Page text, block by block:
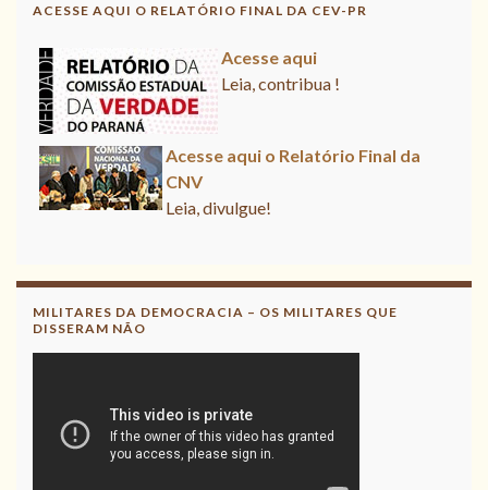
ACESSE AQUI O RELATÓRIO FINAL DA CEV-PR
Acesse aqui
Leia, contribua !
Acesse aqui o Relatório Final da
CNV
Leia, divulgue!
Leia, contribua !
MILITARES DA DEMOCRACIA – OS MILITARES QUE
DISSERAM NÃO